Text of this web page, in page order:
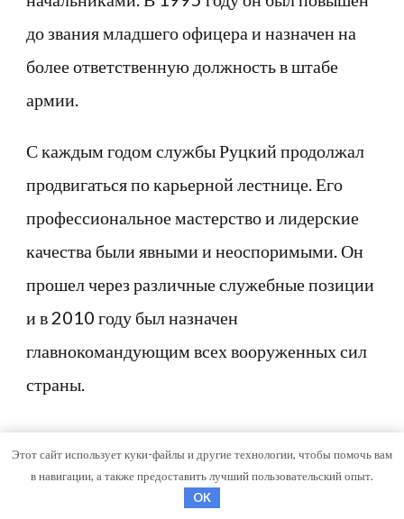
до звания младшего офицера и назначен на
более ответственную должность в штабе
армии.
С каждым годом службы Руцкий продолжал
продвигаться по карьерной лестнице. Его
профессиональное мастерство и лидерские
качества были явными и неоспоримыми. Он
прошел через различные служебные позиции
и в 2010 году был назначен
главнокомандующим всех вооруженных сил
страны.
Продвижение по службе
блестяще продвигался по
Этот сайт использует куки-файлы и другие технологии, чтобы помочь вам
в навигации, а также предоставить лучший пользовательский опыт.
OK